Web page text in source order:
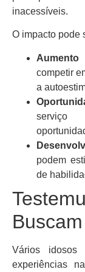
inacessíveis.
O impacto pode
Aumento
competir
a
serviço
podem
de
Vários idosos
experiências